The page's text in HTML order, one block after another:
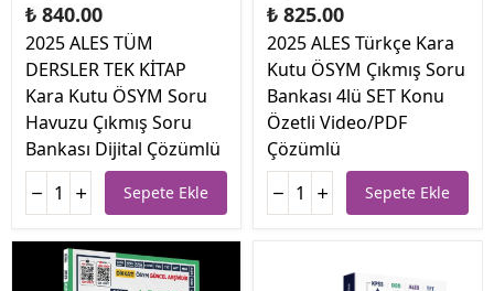
₺ 840.00
2025 ALES TÜM
DERSLER TEK KİTAP
Kara Kutu ÖSYM Soru
Havuzu Çıkmış Soru
Bankası Dijital Çözümlü
Sepete Ekle
₺ 825.00
2025 ALES Türkçe Kara
Kutu ÖSYM Çıkmış Soru
Bankası 4lü SET Konu
Özetli Video/PDF
Çözümlü
Sepete Ekle